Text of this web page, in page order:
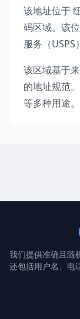
该地址位于
码区域。该
服务（USPS
该区域基于
的地址规范
等多种用途。
我们提供准确且随
还包括用户名、电